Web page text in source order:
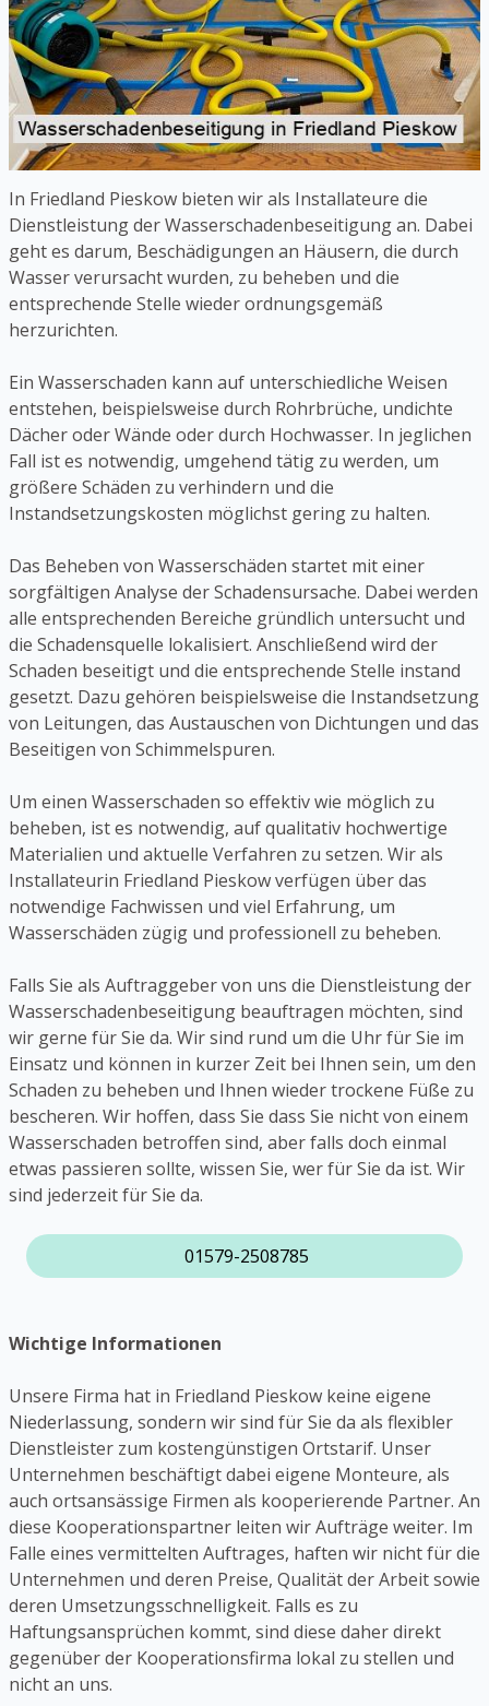
In Friedland Pieskow bieten wir als Installateure die
Dienstleistung der Wasserschadenbeseitigung an. Dabei
geht es darum, Beschädigungen an Häusern, die durch
Wasser verursacht wurden, zu beheben und die
entsprechende Stelle wieder ordnungsgemäß
herzurichten.
Ein Wasserschaden kann auf unterschiedliche Weisen
entstehen, beispielsweise durch Rohrbrüche, undichte
Dächer oder Wände oder durch Hochwasser. In jeglichen
Fall ist es notwendig, umgehend tätig zu werden, um
größere Schäden zu verhindern und die
Instandsetzungskosten möglichst gering zu halten.
Das Beheben von Wasserschäden startet mit einer
sorgfältigen Analyse der Schadensursache. Dabei werden
alle entsprechenden Bereiche gründlich untersucht und
die Schadensquelle lokalisiert. Anschließend wird der
Schaden beseitigt und die entsprechende Stelle instand
gesetzt. Dazu gehören beispielsweise die Instandsetzung
von Leitungen, das Austauschen von Dichtungen und das
Beseitigen von Schimmelspuren.
Um einen Wasserschaden so effektiv wie möglich zu
beheben, ist es notwendig, auf qualitativ hochwertige
Materialien und aktuelle Verfahren zu setzen. Wir als
Installateurin Friedland Pieskow verfügen über das
notwendige Fachwissen und viel Erfahrung, um
Wasserschäden zügig und professionell zu beheben.
Falls Sie als Auftraggeber von uns die Dienstleistung der
Wasserschadenbeseitigung beauftragen möchten, sind
wir gerne für Sie da. Wir sind rund um die Uhr für Sie im
Einsatz und können in kurzer Zeit bei Ihnen sein, um den
Schaden zu beheben und Ihnen wieder trockene Füße zu
bescheren. Wir hoffen, dass Sie dass Sie nicht von einem
Wasserschaden betroffen sind, aber falls doch einmal
etwas passieren sollte, wissen Sie, wer für Sie da ist. Wir
sind jederzeit für Sie da.
01579-2508785
Wichtige Informationen
Unsere Firma hat in Friedland Pieskow keine eigene
Niederlassung, sondern wir sind für Sie da als flexibler
Dienstleister zum kostengünstigen Ortstarif. Unser
Unternehmen beschäftigt dabei eigene Monteure, als
auch ortsansässige Firmen als kooperierende Partner. An
diese Kooperationspartner leiten wir Aufträge weiter. Im
Falle eines vermittelten Auftrages, haften wir nicht für die
Unternehmen und deren Preise, Qualität der Arbeit sowie
deren Umsetzungsschnelligkeit. Falls es zu
Haftungsansprüchen kommt, sind diese daher direkt
gegenüber der Kooperationsfirma lokal zu stellen und
nicht an uns.